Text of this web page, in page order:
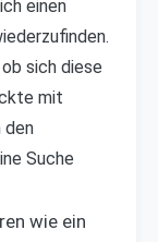
einen
sich diese
mit
den
Suche
wie ein